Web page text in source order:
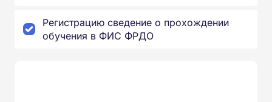
Регистрацию сведение о прохождении
обучения в ФИС ФРДО